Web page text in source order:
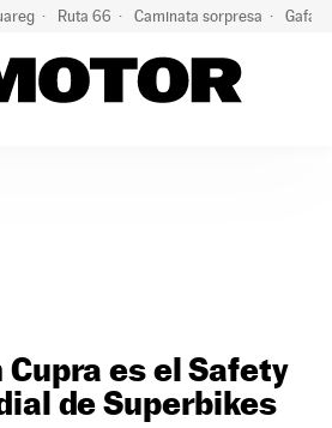
Ruta 66 Caminata sorpresa Gafas
Cupra es el Safety
de Superbikes